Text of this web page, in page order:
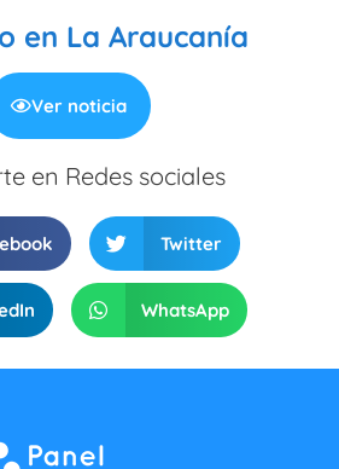
en La Araucanía
Ver noticia
en Redes sociales
Twitter
WhatsApp